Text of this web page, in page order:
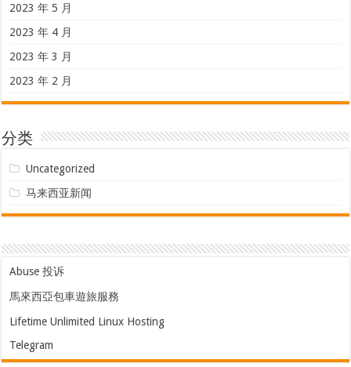
2023 年 5 月
2023 年 4 月
2023 年 3 月
2023 年 2 月
分类
Uncategorized
马来西亚新闻
Abuse 投诉
馬來西亞包車遊旅服務
Lifetime Unlimited Linux Hosting
Telegram